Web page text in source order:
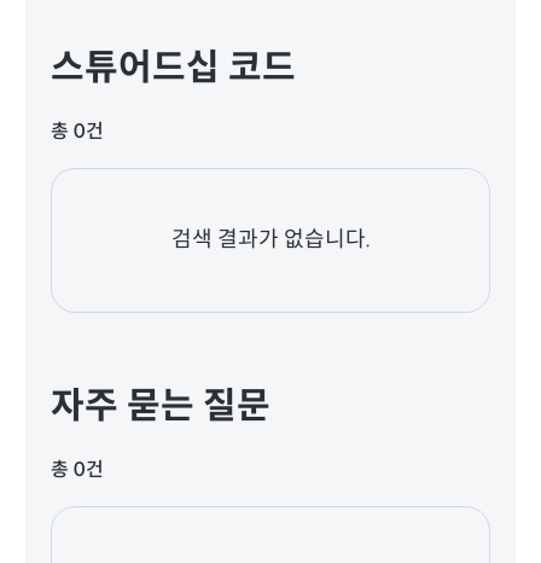
스튜어드십 코드
총 0건
검색 결과가 없습니다.
자주 묻는 질문
총 0건